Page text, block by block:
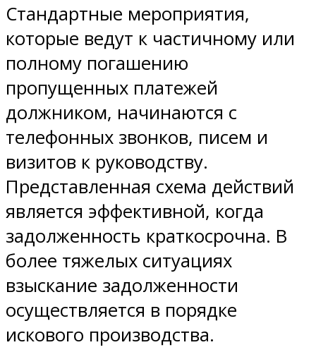
Стандартные мероприятия,
которые ведут к частичному или
полному погашению
пропущенных платежей
должником, начинаются с
телефонных звонков, писем и
визитов к руководству.
Представленная схема действий
является эффективной, когда
задолженность краткосрочна. В
более тяжелых ситуациях
взыскание задолженности
осуществляется в порядке
искового производства.